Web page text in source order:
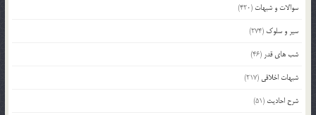
سوالات و شبهات (420)
سیر و سلوک (274)
شب های قدر (46)
شبهات اخلاقی (217)
شرح احادیث (51)